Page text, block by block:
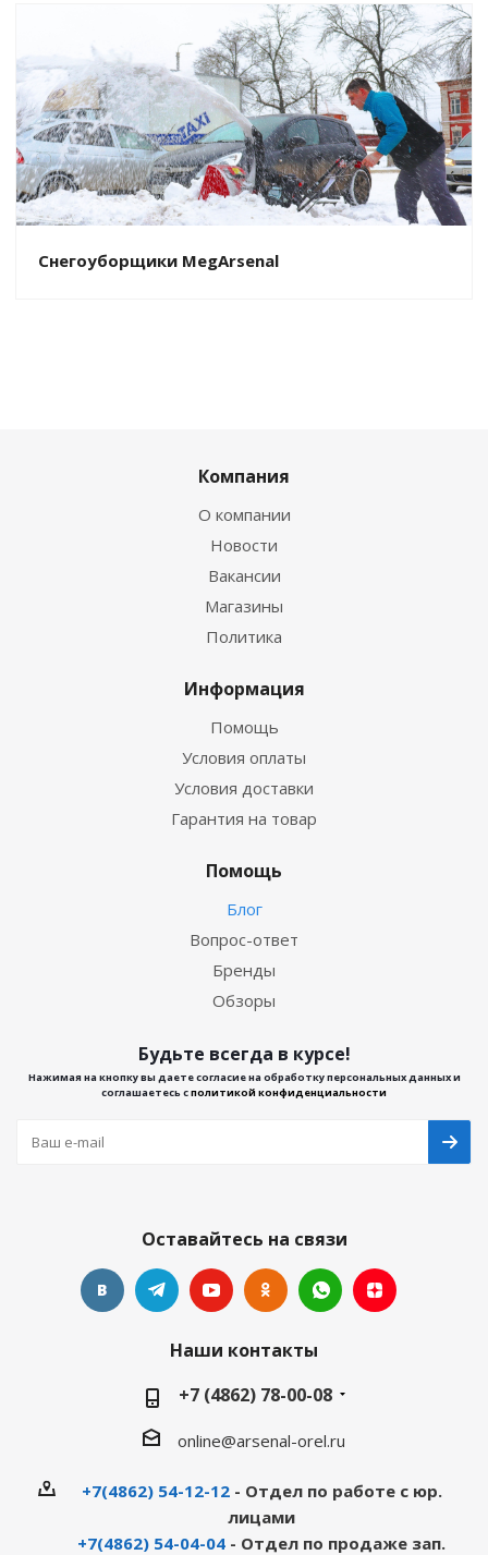
Снегоуборщики MegArsenal
Компания
О компании
Новости
Вакансии
Магазины
Политика
Информация
Помощь
Условия оплаты
Условия доставки
Гарантия на товар
Помощь
Блог
Вопрос-ответ
Бренды
Обзоры
Будьте всегда в курсе!
Нажимая на кнопку вы даете согласие на обработку персональных данных и
соглашаетесь сполитикой конфиденциальности
Оставайтесь на связи
Наши контакты
+7 (4862) 78-00-08
online@arsenal-orel.ru
+7(4862) 54-12-12- Отдел по работе с юр.
лицами
+7(4862) 54-04-04 - Отдел по продаже зап.